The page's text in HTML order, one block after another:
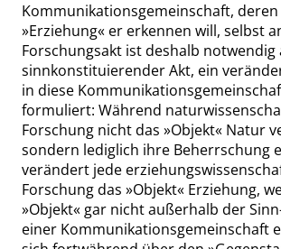
Kommunikationsgemeinschaft, deren
»Erziehung« er erkennen will, selbst
Forschungsakt ist deshalb notwendig
sinnkonstituierender Akt, ein
in diese
formuliert: Während
Forschung nicht das »Objekt« Natur
sondern lediglich ihre Beherrschung
verändert jede
Forschung das »Objekt« Erziehung,
»Objekt« gar nicht außerhalb der
einer Kommunikationsgemeinschaft